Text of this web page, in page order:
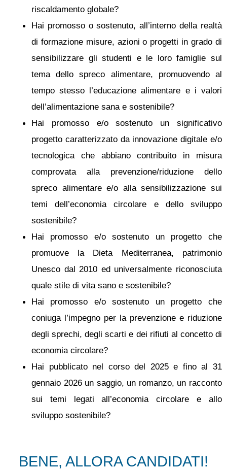
riscaldamento globale?
Hai promosso o sostenuto, all’interno della realtà
di formazione misure, azioni o progetti in grado di
sensibilizzare gli studenti e le loro famiglie sul
tema dello spreco alimentare, promuovendo al
tempo stesso l’educazione alimentare e i valori
dell’alimentazione sana e sostenibile?
Hai promosso e/o sostenuto un significativo
progetto caratterizzato da innovazione digitale e/o
tecnologica che abbiano contribuito in misura
comprovata alla prevenzione/riduzione dello
spreco alimentare e/o alla sensibilizzazione sui
temi dell’economia circolare e dello sviluppo
sostenibile?
Hai promosso e/o sostenuto un progetto che
promuove la Dieta Mediterranea, patrimonio
Unesco dal 2010 ed universalmente riconosciuta
quale stile di vita sano e sostenibile?
Hai promosso e/o sostenuto un progetto che
coniuga l’impegno per la prevenzione e riduzione
degli sprechi, degli scarti e dei rifiuti al concetto di
economia circolare?
Hai pubblicato nel corso del 2025 e fino al 31
gennaio 2026 un saggio, un romanzo, un racconto
sui temi legati all’economia circolare e allo
sviluppo sostenibile?
BENE, ALLORA CANDIDATI!